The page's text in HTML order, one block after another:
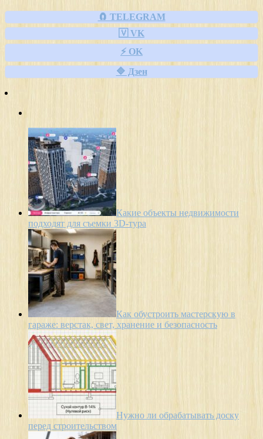
🧲 TELEGRAM
🇻 VK
⚡ OK
🔷 Дзен
Какие объекты недвижимости
подходят для съемки 3D-тура
Как обустроить мастерскую в
гараже: верстак, свет, хранение и безопасность
Нужно ли обрабатывать доску
перед строительством